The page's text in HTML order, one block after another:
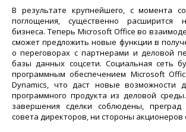
В результате крупнейшего, с момента
поглощения, существенно расширится
бизнеса. Теперь Microsoft Office во
сможет предложить новые функции в
о переговорах с партнерами и деловой
базы данных соцсети. Социальная сеть
программным обеспечением Microsoft
Dynamics, что даст новые возможности
программного продукта из деловой
завершения сделки соблюдены,
совета директоров, ни стороны